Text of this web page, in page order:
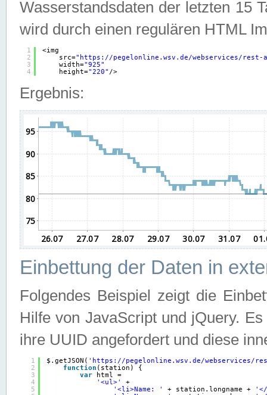
Wasserstandsdaten der letzten 15
wird durch einen regulären HTML
1
2
3
4
<img
src=" https://pegelonline.wsv.de/webservices/rest-
width="925"
height="220" />
Ergebnis:
Einbettung der Daten in
Folgendes Beispiel zeigt die
Hilfe von JavaScript und jQuery.
ihre UUID angefordert und diese
1
2
3
4
5
$.getJSON( ' https://pegelonline.wsv.de/webservices/
function (station) {
var
html =
'<ul>'
+
'<li>Name: '
+ station.longname +